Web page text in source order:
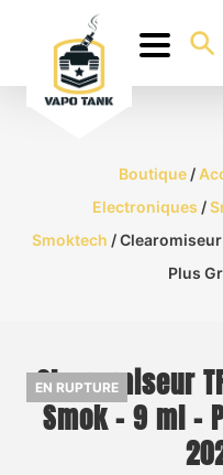
Boutique/
Electroniques /
Smoktech / Clearomiseur
Plus
Clearomiseur
Smok – 9 ml –
EN RUPTURE